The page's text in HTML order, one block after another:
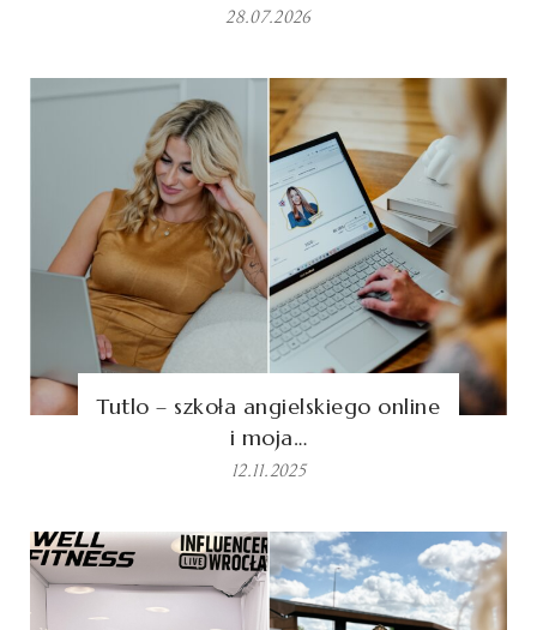
28.07.2026
Tutlo – szkoła angielskiego online
i moja…
12.11.2025